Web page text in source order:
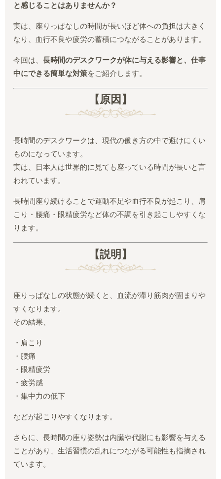
と感じることはありませんか？
実は、座りっぱなしの時間が長いほど体への負担は大きく
なり、血行不良や疲労の蓄積につながることがあります。
今回は、長時間のデスクワークが体に与える影響と、仕事
中にできる簡単な対策をご紹介します。
【原因】
長時間のデスクワークは、現代の働き方の中で避けにくい
ものになっています。
実は、日本人は世界的に見ても座っている時間が長いと言
われています。
長時間座り続けることで運動不足や血行不良が起こり、肩
こり・腰痛・眼精疲労など体の不調を引き起こしやすくな
ります。
【説明】
座りっぱなしの状態が続くと、血流が滞り筋肉が固まりや
すくなります。
その結果、
・肩こり
・腰痛
・眼精疲労
・疲労感
・集中力の低下
などが起こりやすくなります。
さらに、長時間の座り姿勢は内臓や代謝にも影響を与える
ことがあり、生活習慣の乱れにつながる可能性も指摘され
ています。